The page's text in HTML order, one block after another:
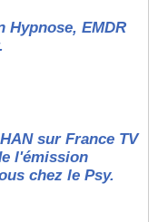
Hypnose, EMDR
sur France TV
l'émission
chez le Psy.